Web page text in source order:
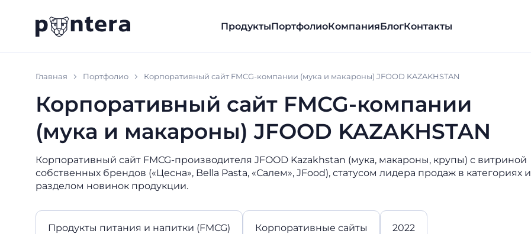
ПродуктыПортфолиоКомпанияБлогКонтакты
Главная Портфолио Корпоративный сайт FMCG-компании (мука и макароны) JFOOD KAZAKHSTAN
Корпоративный сайт FMCG-компании
(мука и макароны) JFOOD KAZAKHSTAN
Корпоративный сайт FMCG-производителя JFOOD Kazakhstan (мука, макароны, крупы) с витриной
собственных брендов («Цесна», Bella Pasta, «Салем», JFood), статусом лидера продаж в категориях и
разделом новинок продукции.
Продукты питания и напитки (FMCG) Корпоративные сайты 2022